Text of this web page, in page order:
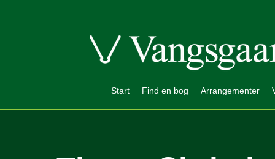
Start Find en bog Arrangementer